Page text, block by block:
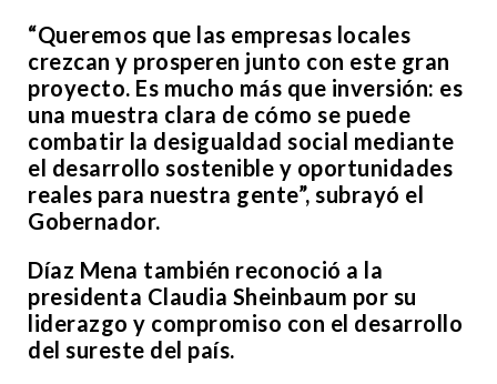
“Queremos que las empresas locales
crezcan y prosperen junto con este gran
proyecto. Es mucho más que inversión: es
una muestra clara de cómo se puede
combatir la desigualdad social mediante
el desarrollo sostenible y oportunidades
reales para nuestra gente”, subrayó el
Gobernador.
Díaz Mena también reconoció a la
presidenta Claudia Sheinbaum por su
liderazgo y compromiso con el desarrollo
del sureste del país.